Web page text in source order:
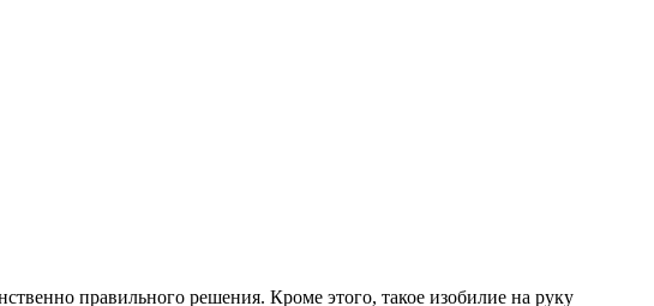
правильного решения. Кроме этого, такое изобилие на руку